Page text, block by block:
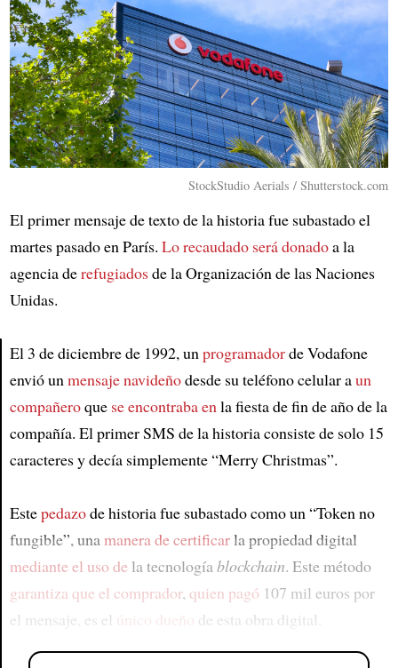
Article
StockStudio Aerials / Shutterstock.com
El primer mensaje de texto de la historia fue subastado el
martes pasado en París. Lo recaudado será donadoa la
agencia derefugiadosde la Organización de las Naciones
Unidas.
El 3 de diciembre de 1992, un programadorde Vodafone
envió un mensaje navideñodesde su teléfono celular aun
compañeroque se encontraba en la fiesta de fin de año de la
compañía. El primer SMS de la historia consiste de solo 15
caracteres y decía simplemente “Merry Christmas”.
Estepedazode historia fue subastado como un “Token no
fungible”, una manera de certificarla propiedad digital
mediante el uso dela tecnología blockchain. Este método
garantiza que el comprador, quien pagó 107 mil euros por
el mensaje, es el único dueño de esta obra digital.